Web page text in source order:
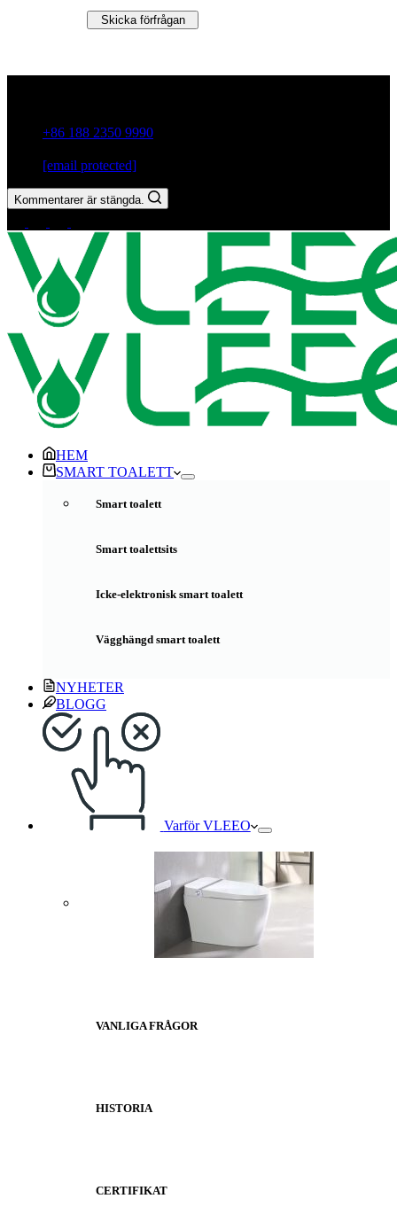
Skicka förfrågan
+86 188 2350 9990
[email protected]
Kommentarer är stängda.
HEM
SMART TOALETT
Smart toalett
Smart toalettsits
Icke-elektronisk smart toalett
Vägghängd smart toalett
NYHETER
BLOGG
Varför VLEEO
VANLIGA FRÅGOR
HISTORIA
CERTIFIKAT